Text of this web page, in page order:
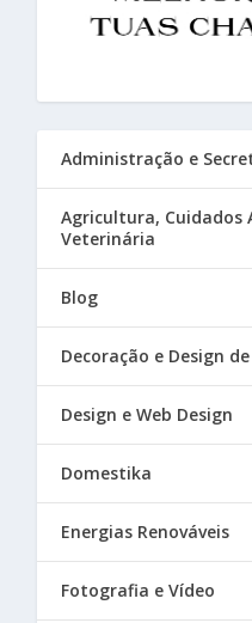
Administração e
Agricultura, Cuidados
Veterinária
Blog
Decoração e Design
Design e Web Design
Domestika
Energias Renováveis
Fotografia e Vídeo